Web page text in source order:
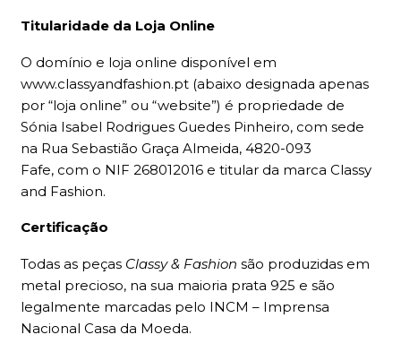
Titularidade da Loja Online
O domínio e loja online disponível em
www.classyandfashion.pt (abaixo designada apenas
por “loja online” ou “website”) é propriedade de
Sónia Isabel Rodrigues Guedes Pinheiro, com sede
na Rua Sebastião Graça Almeida, 4820-093
Fafe, com o NIF 268012016 e titular da marca Classy
and Fashion.
Certificação
Todas as peças Classy & Fashion são produzidas em
metal precioso, na sua maioria prata 925 e são
legalmente marcadas pelo INCM – Imprensa
Nacional Casa da Moeda.